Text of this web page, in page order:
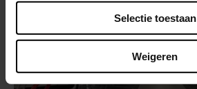
Selectie toestaan
Weigeren